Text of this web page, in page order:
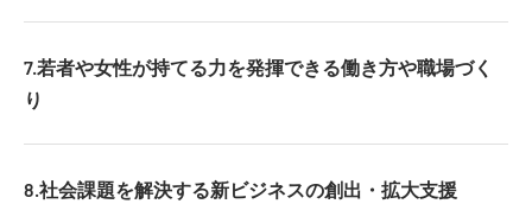
7.若者や女性が持てる力を発揮できる働き方や職場づく
り
8.社会課題を解決する新ビジネスの創出・拡大支援